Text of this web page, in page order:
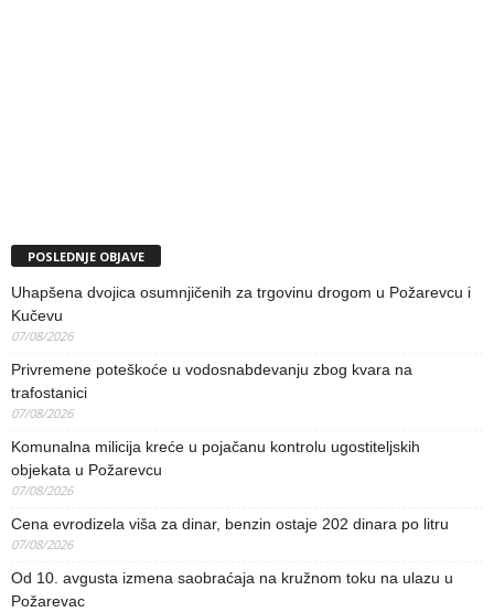
POSLEDNJE OBJAVE
Uhapšena dvojica osumnjičenih za trgovinu drogom u Požarevcu i
Kučevu
07/08/2026
Privremene poteškoće u vodosnabdevanju zbog kvara na
trafostanici
07/08/2026
Komunalna milicija kreće u pojačanu kontrolu ugostiteljskih
objekata u Požarevcu
07/08/2026
Cena evrodizela viša za dinar, benzin ostaje 202 dinara po litru
07/08/2026
Od 10. avgusta izmena saobraćaja na kružnom toku na ulazu u
Požarevac